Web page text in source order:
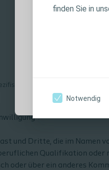
finden Sie in
Notwendig
Fällen
und Dritte, die im Namen
Qualifikation oder
oder über ein anderes